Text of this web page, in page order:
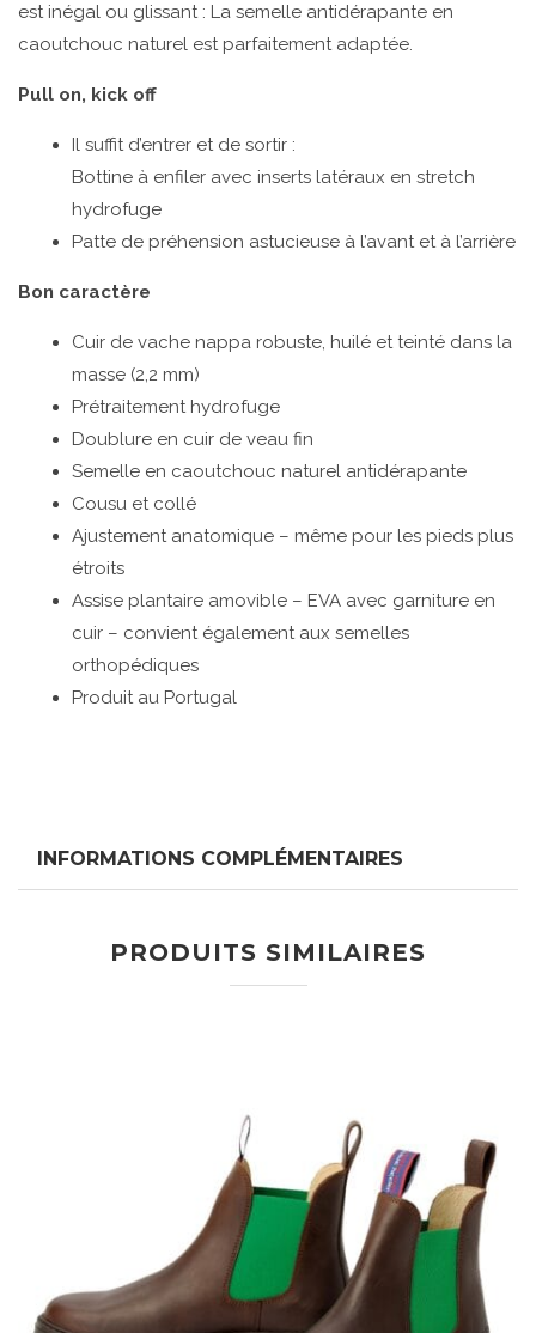
est inégal ou glissant : La semelle antidérapante en
caoutchouc naturel est parfaitement adaptée.
Pull on, kick off
Il suffit d’entrer et de sortir :
Bottine à enfiler avec inserts latéraux en stretch
hydrofuge
Patte de préhension astucieuse à l’avant et à l’arrière
Bon caractère
Cuir de vache nappa robuste, huilé et teinté dans la
masse (2,2 mm)
Prétraitement hydrofuge
Doublure en cuir de veau fin
Semelle en caoutchouc naturel antidérapante
Cousu et collé
Ajustement anatomique – même pour les pieds plus
étroits
Assise plantaire amovible – EVA avec garniture en
cuir – convient également aux semelles
orthopédiques
Produit au Portugal
INFORMATIONS COMPLÉMENTAIRES
PRODUITS SIMILAIRES